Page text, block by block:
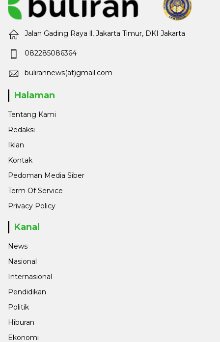
Jalan Gading Raya ll, Jakarta Timur, DKI Jakarta
082285086364
bulirannews(at)gmail.com
Halaman
Tentang Kami
Redaksi
Iklan
Kontak
Pedoman Media Siber
Term Of Service
Privacy Policy
Kanal
News
Nasional
Internasional
Pendidikan
Politik
Hiburan
Ekonomi